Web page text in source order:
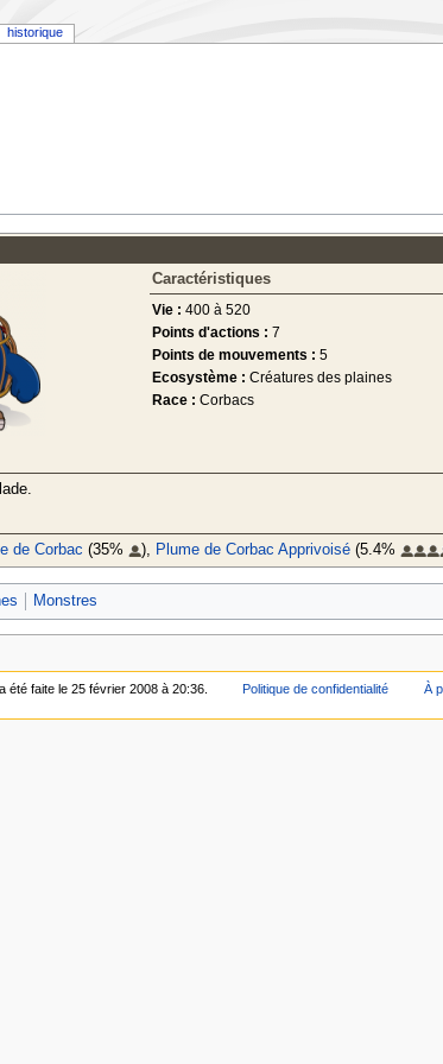
Caractéristiques
Vie : 400 à 520
Points d'actions : 7
Points de mouvements : 5
Ecosystème : Créatures des plaines
Race : Corbacs
de Corbac (35% ), Plume de Corbac Apprivoisé(5.4%
Monstres
historique
été faite le 25 février 2008 à 20:36. Politique de confidentialité À